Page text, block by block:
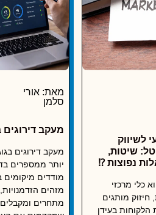
לשיווק
שיטות,
נפוצות ⁉️
כלי מרכזי
מותגים
הלקוחות בעידן
מעקב דירוגים
מאת: אורי
סלמן
מעקב דירוגים
מודדים מיקומים
מזהים
מתחרים